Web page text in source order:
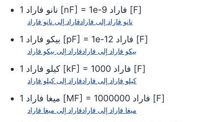
1 نانو فاراد [nF] = 1e-9 فاراد [F]
نانو فاراد إلى فارادفاراد إلى نانو فاراد
1 بيكو فاراد [pF] = 1e-12 فاراد [F]
بيكو فاراد إلى فارادفاراد إلى بيكو فاراد
1 كيلو فاراد [kF] = 1000 فاراد [F]
كيلو فاراد إلى فارادفاراد إلى كيلو فاراد
1 ميغا فاراد [MF] = 1000000 فاراد [F]
ميغا فاراد إلى فارادفاراد إلى ميغا فاراد